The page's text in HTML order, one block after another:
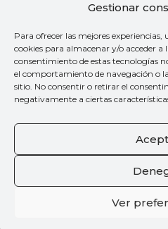
Gestionar
Para ofrecer las mejores
cookies para almacenar y/o acceder
consentimiento de estas tecnologías
el comportamiento de navegación o
sitio. No consentir o retirar el
negativamente a ciertas
Ver
PAGAMENT I APP
© 2026 Tots els drets reservats